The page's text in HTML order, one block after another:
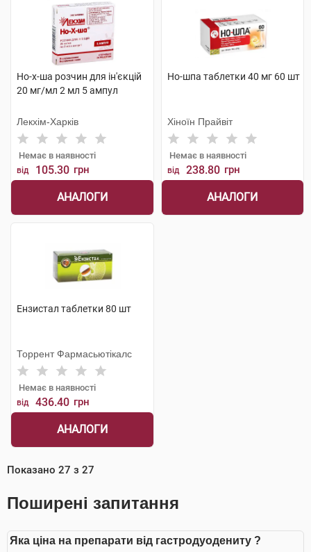
Но-х-ша розчин для ін'єкцій
20 мг/мл 2 мл 5 ампул
Лекхім-Харків
Немає в наявності
від 105.30 грн
АНАЛОГИ
Но-шпа таблетки 40 мг 60 шт
Хіноїн Прайвіт
Немає в наявності
від 238.80 грн
АНАЛОГИ
Ензистал таблетки 80 шт
Торрент Фармасьютікалс
Немає в наявності
від 436.40 грн
АНАЛОГИ
Показано 27 з 27
Поширені запитання
Яка ціна на препарати від гастродуодениту ?